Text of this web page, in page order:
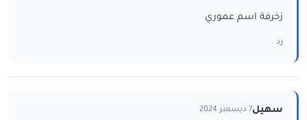
زخرفة اسم عموري
رد
سهيل7 ديسمبر 2024